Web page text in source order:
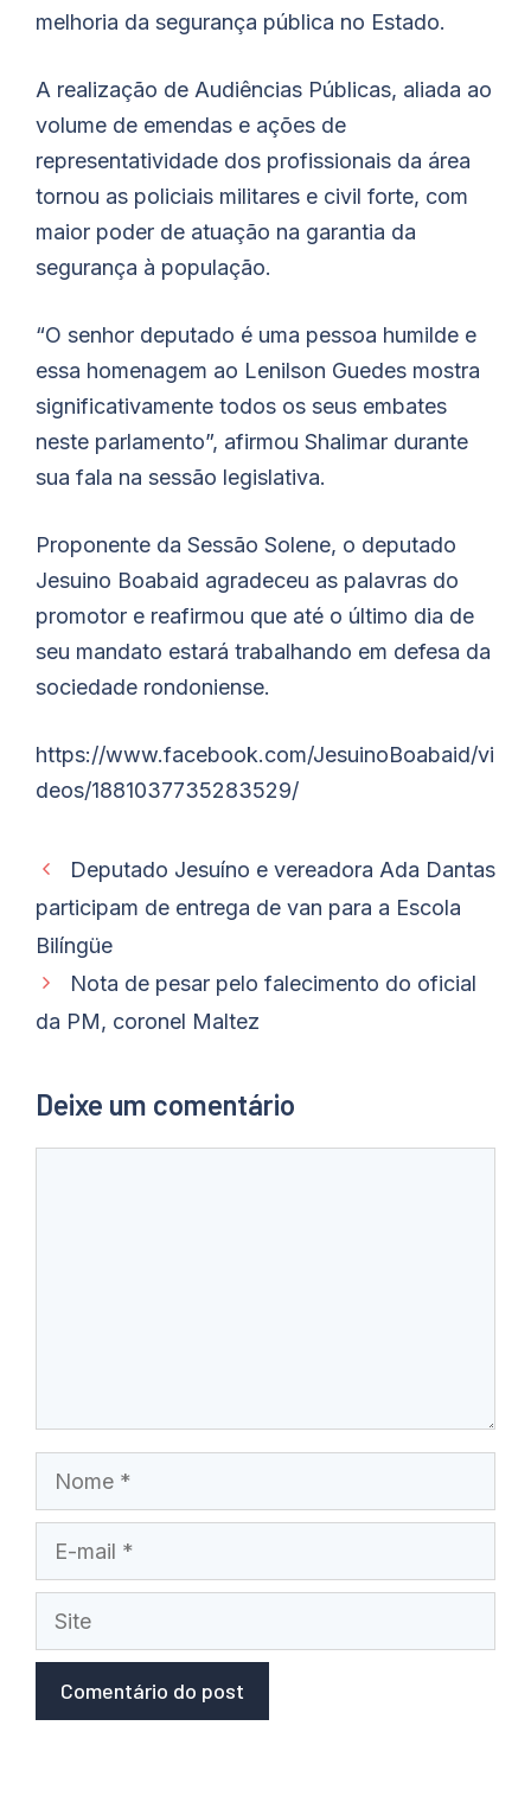
melhoria da segurança pública no Estado.
A realização de Audiências Públicas, aliada ao
volume de emendas e ações de
representatividade dos profissionais da área
tornou as policiais militares e civil forte, com
maior poder de atuação na garantia da
segurança à população.
“O senhor deputado é uma pessoa humilde e
essa homenagem ao Lenilson Guedes mostra
significativamente todos os seus embates
neste parlamento”, afirmou Shalimar durante
sua fala na sessão legislativa.
Proponente da Sessão Solene, o deputado
Jesuino Boabaid agradeceu as palavras do
promotor e reafirmou que até o último dia de
seu mandato estará trabalhando em defesa da
sociedade rondoniense.
https://www.facebook.com/JesuinoBoabaid/vi
deos/1881037735283529/
Deputado Jesuíno e vereadora Ada Dantas
participam de entrega de van para a Escola
Bilíngüe
Nota de pesar pelo falecimento do oficial
da PM, coronel Maltez
Deixe um comentário
Nome
mail
Site